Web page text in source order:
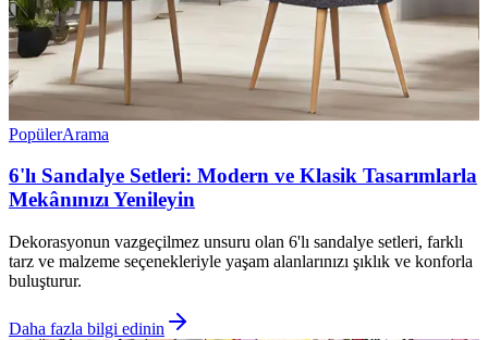
PopülerArama
6'lı Sandalye Setleri: Modern ve Klasik Tasarımlarla
Mekânınızı Yenileyin
Dekorasyonun vazgeçilmez unsuru olan 6'lı sandalye setleri, farklı
tarz ve malzeme seçenekleriyle yaşam alanlarınızı şıklık ve konforla
buluşturur.
Daha fazla bilgi edinin